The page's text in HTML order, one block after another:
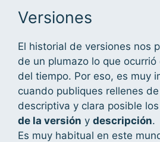
Versiones
El historial de versiones nos
de un plumazo lo que ocurrió
del tiempo. Por eso, es muy
cuando publiques rellenes
descriptiva y clara posible
de la versión y descripción.
Es muy habitual en este